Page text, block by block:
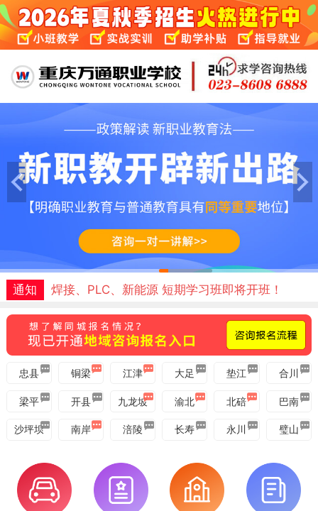
1
通知 免费体验课名额预约中！试学满意再报名！
通知
焊接、PLC、新能源 短期学习班即将开班！
通知 免费体验课名额预约中！试学满意再报名！
通知 焊接、PLC、新能源 短期学习班即将开班！
忠县 铜梁 江津 大足 垫江 合川
梁平 开县 九龙坡 渝北 北碚 巴南
沙坪坝 南岸 涪陵 长寿 永川 璧山